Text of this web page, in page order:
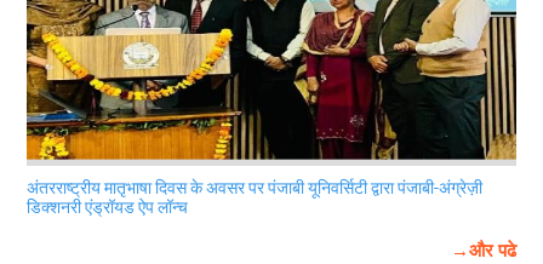
अंतरराष्ट्रीय मातृभाषा दिवस के अवसर पर पंजाबी यूनिवर्सिटी द्वारा पंजाबी-अंग्रेज़ी
डिक्शनरी एंड्रॉयड ऐप लॉन्च
→और पढे